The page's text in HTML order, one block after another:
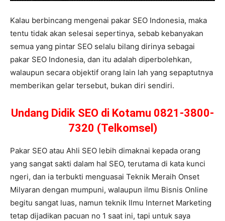
Kalau berbincang mengenai pakar SEO Indonesia, maka
tentu tidak akan selesai sepertinya, sebab kebanyakan
semua yang pintar SEO selalu bilang dirinya sebagai
pakar SEO Indonesia, dan itu adalah diperbolehkan,
walaupun secara objektif orang lain lah yang sepaptutnya
memberikan gelar tersebut, bukan diri sendiri.
Undang Didik SEO di Kotamu 0821-3800-
7320 (Telkomsel)
Pakar SEO atau Ahli SEO lebih dimaknai kepada orang
yang sangat sakti dalam hal SEO, terutama di kata kunci
ngeri, dan ia terbukti menguasai Teknik Meraih Onset
Milyaran dengan mumpuni, walaupun ilmu Bisnis Online
begitu sangat luas, namun teknik Ilmu Internet Marketing
tetap dijadikan pacuan no 1 saat ini, tapi untuk saya